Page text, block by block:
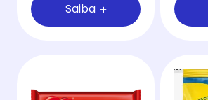
Saiba